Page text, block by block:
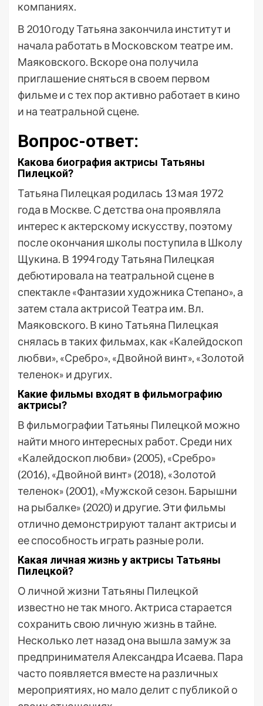
компаниях.
В 2010 году Татьяна закончила институт и
начала работать в Московском театре им.
Маяковского. Вскоре она получила
приглашение сняться в своем первом
фильме и с тех пор активно работает в кино
и на театральной сцене.
Вопрос-ответ:
Какова биография актрисы Татьяны
Пилецкой?
Татьяна Пилецкая родилась 13 мая 1972
года в Москве. С детства она проявляла
интерес к актерскому искусству, поэтому
после окончания школы поступила в Школу
Щукина. В 1994 году Татьяна Пилецкая
дебютировала на театральной сцене в
спектакле «Фантазии художника Степано», а
затем стала актрисой Театра им. Вл.
Маяковского. В кино Татьяна Пилецкая
снялась в таких фильмах, как «Калейдоскоп
любви», «Сребро», «Двойной винт», «Золотой
теленок» и других.
Какие фильмы входят в фильмографию
актрисы?
В фильмографии Татьяны Пилецкой можно
найти много интересных работ. Среди них
«Калейдоскоп любви» (2005), «Сребро»
(2016), «Двойной винт» (2018), «Золотой
теленок» (2001), «Мужской сезон. Барышни
на рыбалке» (2020) и другие. Эти фильмы
отлично демонстрируют талант актрисы и
ее способность играть разные роли.
Какая личная жизнь у актрисы Татьяны
Пилецкой?
О личной жизни Татьяны Пилецкой
известно не так много. Актриса старается
сохранить свою личную жизнь в тайне.
Несколько лет назад она вышла замуж за
предпринимателя Александра Исаева. Пара
часто появляется вместе на различных
мероприятиях, но мало делит с публикой о